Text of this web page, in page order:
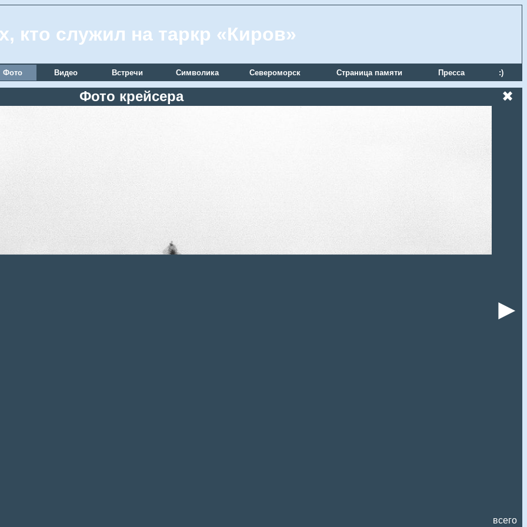
кто служил на таркр «Киров»
Фото Видео Встречи Символика Североморск Страница памяти Пресса :)
Фото крейсера ✖
►
всего